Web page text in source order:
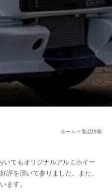
製品情報
ホーム >
いてもオリジナルアルミホイー
評を頂いて参りました。また、
ます。